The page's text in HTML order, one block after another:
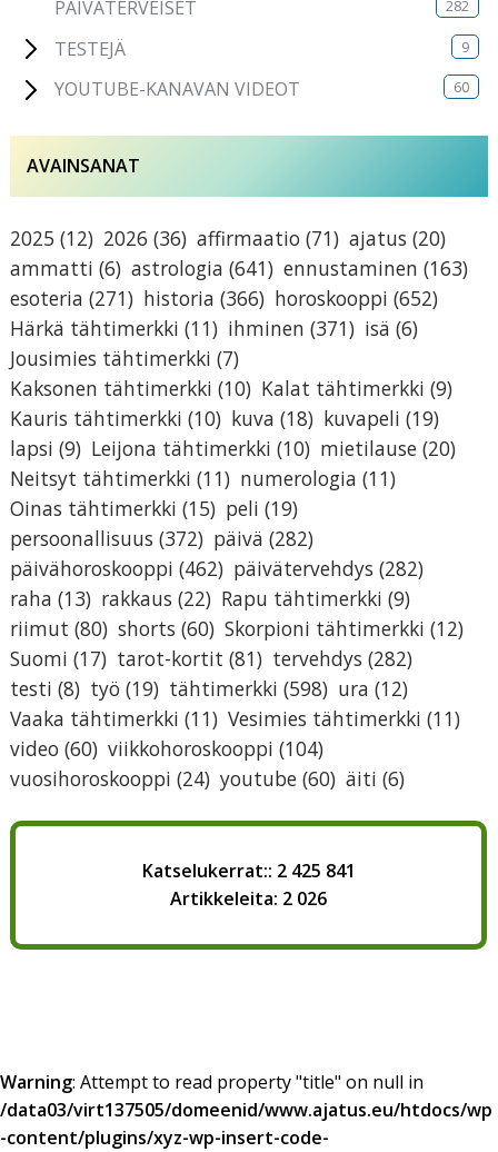
PÄIVÄTERVEISET 282
TESTEJÄ 9
YOUTUBE-KANAVAN VIDEOT 60
AVAINSANAT
2025 (12) 2026 (36) affirmaatio (71) ajatus (20)
ammatti (6) astrologia (641) ennustaminen (163)
esoteria (271) historia (366) horoskooppi (652)
Härkä tähtimerkki (11) ihminen (371) isä (6)
Jousimies tähtimerkki (7)
Kaksonen tähtimerkki (10) Kalat tähtimerkki (9)
Kauris tähtimerkki (10) kuva (18) kuvapeli (19)
lapsi (9) Leijona tähtimerkki (10) mietilause (20)
Neitsyt tähtimerkki (11) numerologia (11)
Oinas tähtimerkki (15) peli (19)
persoonallisuus (372) päivä (282)
päivähoroskooppi (462) päivätervehdys (282)
raha (13) rakkaus (22) Rapu tähtimerkki (9)
riimut (80) shorts (60) Skorpioni tähtimerkki (12)
Suomi (17) tarot-kortit (81) tervehdys (282)
testi (8) työ (19) tähtimerkki (598) ura (12)
Vaaka tähtimerkki (11) Vesimies tähtimerkki (11)
video (60) viikkohoroskooppi (104)
vuosihoroskooppi (24) youtube (60) äiti (6)
Katselukerrat:: 2 425 841
Artikkeleita: 2 026
Warning: Attempt to read property "title" on null in
/data03/virt137505/domeenid/www.ajatus.eu/htdocs/wp
-content/plugins/xyz-wp-insert-code-